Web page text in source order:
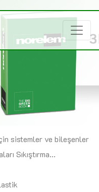
sistemler ve bileşenler
Sıkıştırma...